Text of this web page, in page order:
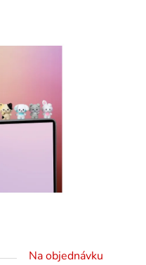
Na objednávku